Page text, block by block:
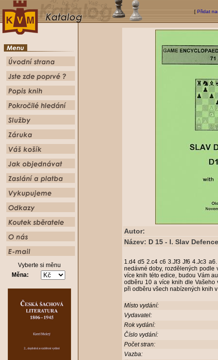
[ Přidat
Vyberte si měnu
Měna:
Autor:
Název: D 15 - I. Slav Defence
1.d4 d5 2.c4 c6 3.Jf3 Jf6 4.Jc3
nedávné doby, rozdělených podle
více knih této edice, budou Vám
odběru 10 a více knih dle
při odběru všech nabízených knih
Místo vydání:
Vydavatel:
Rok vydání:
Číslo vydání:
Počet stran:
Vazba: